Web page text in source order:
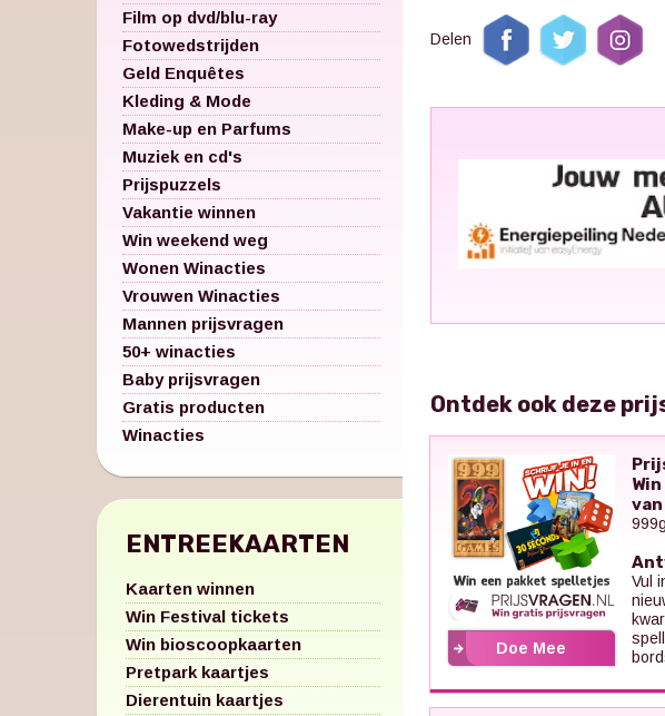
Film op dvd/blu-ray
Fotowedstrijden
Geld Enquêtes
Kleding & Mode
Make-up en Parfums
Muziek en cd's
Prijspuzzels
Vakantie winnen
Win weekend weg
Wonen Winacties
Vrouwen Winacties
Mannen prijsvragen
50+ winacties
Baby prijsvragen
Gratis producten
Winacties
ENTREEKAARTEN
Kaarten winnen
Win Festival tickets
Win bioscoopkaarten
Pretpark kaartjes
Dierentuin kaartjes
Delen
Ontdek ook deze
Doe Mee
Vul